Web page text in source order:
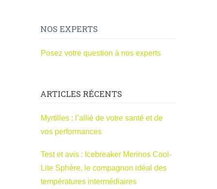
NOS EXPERTS
Posez votre question à nos experts
ARTICLES RÉCENTS
Myrtilles : l’allié de votre santé et de
vos performances
Test et avis : Icebreaker Merinos Cool-
Lite Sphère, le compagnon idéal des
températures intermédiaires